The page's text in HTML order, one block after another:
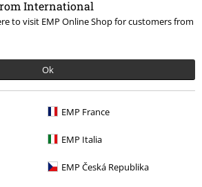
International
to visit EMP Online Shop for customers from
Ok
EMP France
EMP Italia
EMP Česká Republika